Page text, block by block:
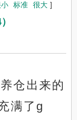
标准 很大 ]
仓出来的
满了g